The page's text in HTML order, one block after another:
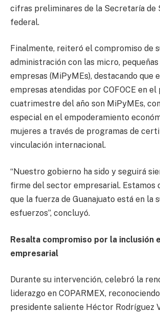
cifras preliminares de la Secretaría de
federal.
Finalmente, reiteró el compromiso de
administración con las micro, pequeñas
empresas (MiPyMEs), destacando que
empresas atendidas por COFOCE en
cuatrimestre del año son MiPyMEs,
especial en el empoderamiento
mujeres a través de programas de
vinculación internacional.
“Nuestro gobierno ha sido y seguirá
firme del sector empresarial. Estamos
que la fuerza de Guanajuato está en la
esfuerzos”, concluyó.
Resalta compromiso por la inclusión
empresarial
Durante su intervención, celebró la
liderazgo en COPARMEX,
presidente saliente Héctor Rodríguez